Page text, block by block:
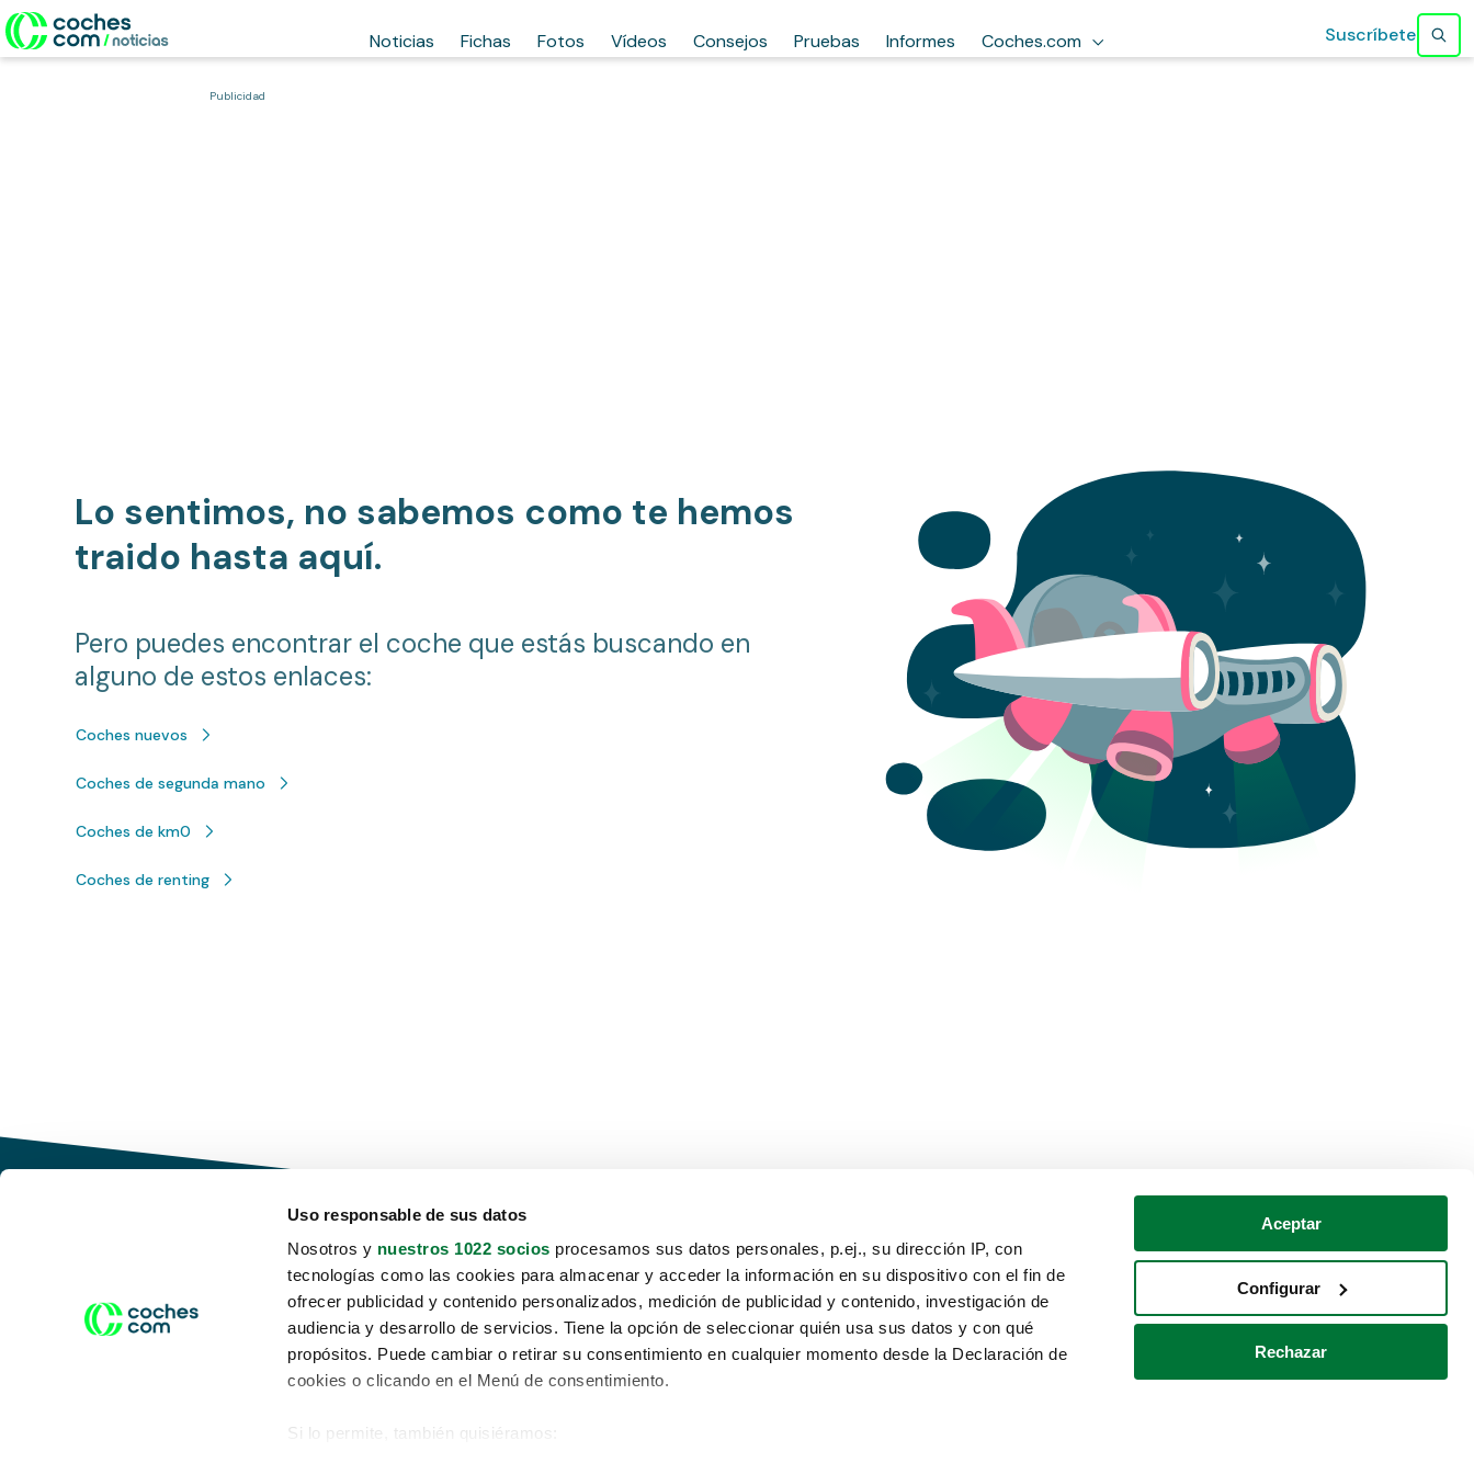
Uso responsable de sus datos
Nosotros y nuestros 1022 socios procesamos sus datos personales, p.ej., su dirección IP, con
tecnologías como las cookies para almacenar y acceder la información en su dispositivo con el fin de
ofrecer publicidad y contenido personalizados, medición de publicidad y contenido, investigación de
audiencia y desarrollo de servicios. Tiene la opción de seleccionar quién usa sus datos y con qué
propósitos. Puede cambiar o retirar su consentimiento en cualquier momento desde la Declaración de
cookies o clicando en el Menú de consentimiento.
Si lo permite, también quisiéramos:
Aceptar
Configurar
Rechazar
Noticias Fichas Fotos Vídeos Consejos Pruebas Informes Coches.com Suscríbete
Publicidad
Lo sentimos, no sabemos como te hemos
traido hasta aquí.
Pero puedes encontrar el coche que estás buscando en
alguno de estos enlaces:
Coches nuevos
Coches de segunda mano
Coches de km0
Coches de renting
Conduce tu futuro,
desata tu movilidad